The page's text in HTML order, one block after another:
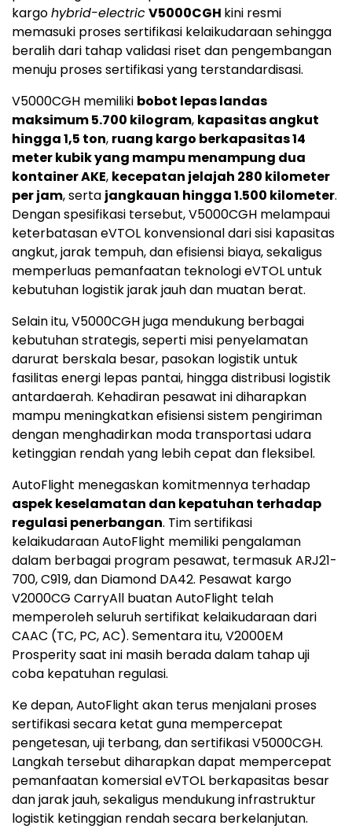
kargohybrid-electricV5000CGH kini resmi
memasuki proses sertifikasi kelaikudaraan sehingga
beralih dari tahap validasi riset dan pengembangan
menuju proses sertifikasi yang terstandardisasi.
V5000CGH memiliki bobot lepas landas
maksimum 5.700 kilogram, kapasitas angkut
hingga 1,5 ton, ruang kargo berkapasitas 14
meter kubik yang mampu menampung dua
kontainer AKE, kecepatan jelajah 280 kilometer
per jam, serta jangkauan hingga 1.500 kilometer.
Dengan spesifikasi tersebut, V5000CGH melampaui
keterbatasan eVTOL konvensional dari sisi kapasitas
angkut, jarak tempuh, dan efisiensi biaya, sekaligus
memperluas pemanfaatan teknologi eVTOL untuk
kebutuhan logistik jarak jauh dan muatan berat.
Selain itu, V5000CGH juga mendukung berbagai
kebutuhan strategis, seperti misi penyelamatan
darurat berskala besar, pasokan logistik untuk
fasilitas energi lepas pantai, hingga distribusi logistik
antardaerah. Kehadiran pesawat ini diharapkan
mampu meningkatkan efisiensi sistem pengiriman
dengan menghadirkan moda transportasi udara
ketinggian rendah yang lebih cepat dan fleksibel.
AutoFlight menegaskan komitmennya terhadap
aspek keselamatan dan kepatuhan terhadap
regulasi penerbangan. Tim sertifikasi
kelaikudaraan AutoFlight memiliki pengalaman
dalam berbagai program pesawat, termasuk ARJ21-
700, C919, dan Diamond DA42. Pesawat kargo
V2000CG CarryAll buatan AutoFlight telah
memperoleh seluruh sertifikat kelaikudaraan dari
CAAC (TC, PC, AC). Sementara itu, V2000EM
Prosperity saat ini masih berada dalam tahap uji
coba kepatuhan regulasi.
Ke depan, AutoFlight akan terus menjalani proses
sertifikasi secara ketat guna mempercepat
pengetesan, uji terbang, dan sertifikasi V5000CGH.
Langkah tersebut diharapkan dapat mempercepat
pemanfaatan komersial eVTOL berkapasitas besar
dan jarak jauh, sekaligus mendukung infrastruktur
logistik ketinggian rendah secara berkelanjutan.